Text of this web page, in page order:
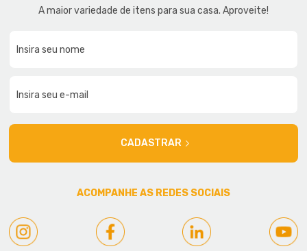
A maior variedade de itens para sua casa. Aproveite!
CADASTRAR
ACOMPANHE AS REDES SOCIAIS